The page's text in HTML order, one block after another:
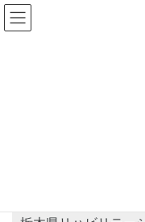
コ
ン
ナ
ビ